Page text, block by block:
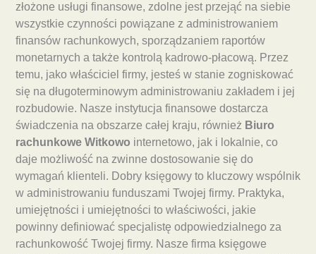
złożone usługi finansowe, zdolne jest przejąć na siebie
wszystkie czynności powiązane z administrowaniem
finansów rachunkowych, sporządzaniem raportów
monetarnych a także kontrolą kadrowo-płacową. Przez
temu, jako właściciel firmy, jesteś w stanie zogniskować
się na długoterminowym administrowaniu zakładem i jej
rozbudowie. Nasze instytucja finansowe dostarcza
świadczenia na obszarze całej kraju, również Biuro
rachunkowe Witkowo internetowo, jak i lokalnie, co
daje możliwość na zwinne dostosowanie się do
wymagań klienteli. Dobry księgowy to kluczowy wspólnik
w administrowaniu funduszami Twojej firmy. Praktyka,
umiejętności i umiejętności to właściwości, jakie
powinny definiować specjalistę odpowiedzialnego za
rachunkowość Twojej firmy. Nasze firma księgowe